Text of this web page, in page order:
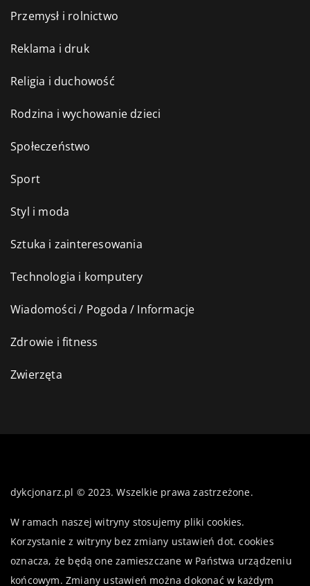
Przemysł i rolnictwo
Reklama i druk
Religia i duchowość
Rodzina i wychowanie dzieci
Społeczeństwo
Sport
Styl i moda
Sztuka i zainteresowania
Technologia i komputery
Wiadomości / Pogoda / Informacje
Zdrowie i fitness
Zwierzęta
dykcjonarz.pl © 2023. Wszelkie prawa zastrzeżone.
W ramach naszej witryny stosujemy pliki cookies.
Korzystanie z witryny bez zmiany ustawień dot. cookies
oznacza, że będą one zamieszczane w Państwa urządzeniu
końcowym. Zmiany ustawień można dokonać w każdym